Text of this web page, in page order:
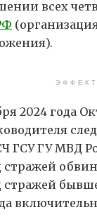
всех
2024 года
ГСУ ГУ МВД